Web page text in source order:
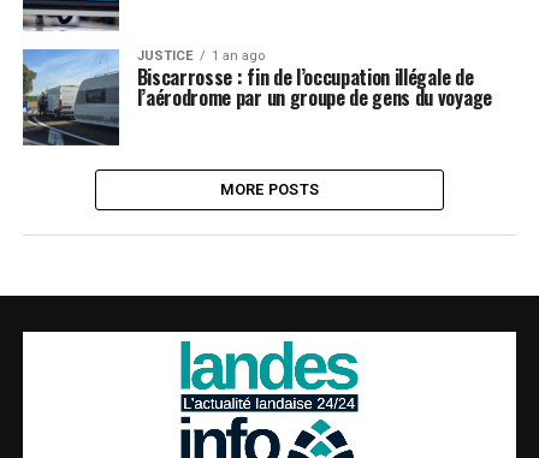
JUSTICE 1 an ago
Biscarrosse : fin de l’occupation illégale de
l’aérodrome par un groupe de gens du voyage
MORE POSTS